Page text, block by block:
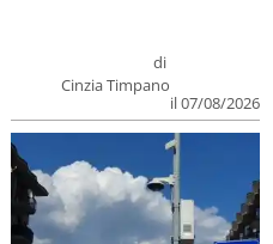
di
Cinzia Timpano
il 07/08/2026